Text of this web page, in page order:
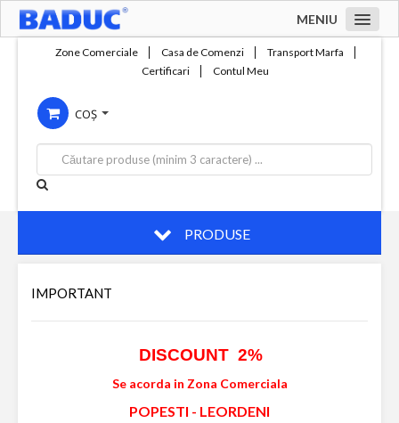
MENIU
Compania
Servicii
Productie
Contact
Zone Comerciale Casa de Comenzi
Transport Marfa
Certificari
Contul Meu
COȘ
PRODUSE
IMPORTANT
DISCOUNT 2%
Se acorda in Zona Comerciala
POPESTI - LEORDENI